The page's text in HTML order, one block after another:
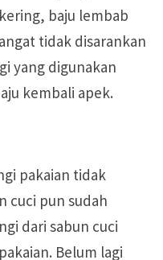
baju lembab
tidak disarankan
yang digunakan
kembali apek.
pakaian tidak
cuci pun sudah
dari sabun cuci
Belum lagi